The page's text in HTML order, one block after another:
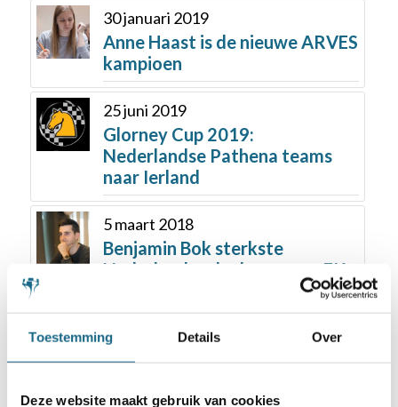
Toestemming Details Over
Deze website maakt gebruik van cookies
30 januari 2019
Anne Haast is de nieuwe ARVES
kampioen
25 juni 2019
Glorney Cup 2019:
Nederlandse Pathena teams
naar Ierland
5 maart 2018
Benjamin Bok sterkste
Nederlandse deelnemer op EK
19 november 2018
Ivan Sokolov en Anne Haast
rapidkampioen 2018